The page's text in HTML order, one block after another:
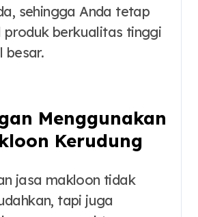
sehingga Anda tetap
produk berkualitas tinggi
besar.
Menggunakan
Kerudung
jasa makloon tidak
tapi juga